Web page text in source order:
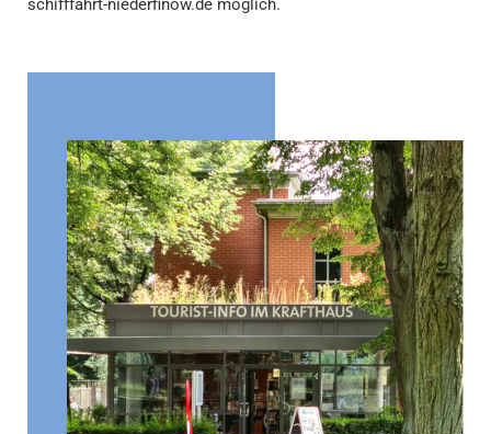
schifffahrt-niederfinow.de möglich.